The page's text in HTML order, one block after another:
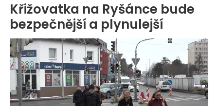
Křižovatka na Ryšánce bude
bezpečnější a plynulejší